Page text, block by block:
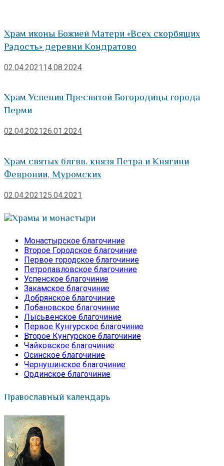
Храм иконы Божией Матери «Всех скорбящих
Радость» деревни Кондратово
02.04.2021 14.08.2024
Храм Успения Пресвятой Богородицы города
Перми
02.04.202126.01.2024
Храм святых блгвв. князя Петра и Княгини
Февронии, Муромских
02.04.202125.04.2021
Храмы и монастыри
Монастырское благочиние
Второе Городское благочиние
Первое городское благочиние
Петропавловское благочиние
Успенское благочиние
Закамское благочиние
Добрянское благочиние
Лобановское благочиние
Лысьвенское благочиние
Первое Кунгурское благочиние
Второе Кунгурское благочиние
Чайковское благочиние
Осинское благочиние
Чернушинское благочиние
Ординское благочиние
Православный календарь